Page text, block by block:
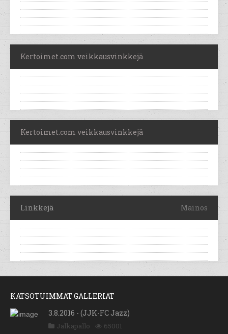
Kertoimet.com veikkausvinkkejä
Kertoimet.com veikkausvinkkejä
Linkkejä Mainos
KATSOTUIMMAT GALLERIAT
3.8.2016 - (JJK-FC Jazz)
Jalkapallo 65001